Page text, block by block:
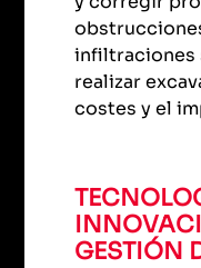
infiltraciones
realizar
costes y el
GESTIÓN